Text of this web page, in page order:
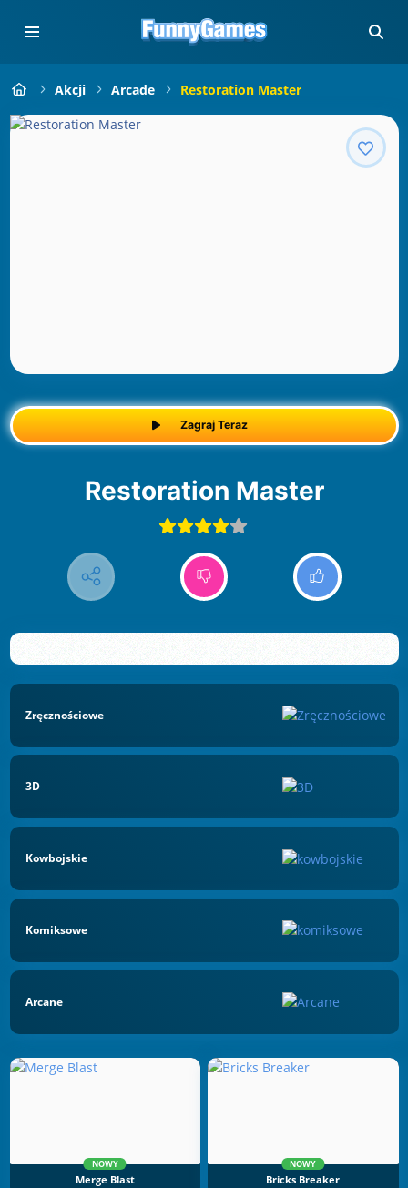
Akcji Arcade Restoration Master
Zagraj Teraz
Restoration Master
Zręcznościowe
3D
Kowbojskie
Komiksowe
Arcane
NOWY
Merge Blast
NOWY
Bricks Breaker